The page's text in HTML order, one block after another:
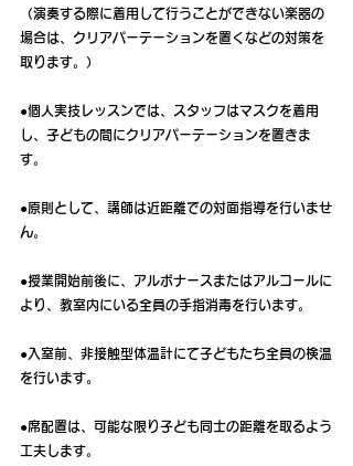
（演奏する際に着用して行うことができない楽器の
場合は、クリアパーテーションを置くなどの対策を
取ります。）
●個人実技レッスンでは、スタッフはマスクを着用
し、子どもの間にクリアパーテーションを置きま
す。
●原則として、講師は近距離での対面指導を行いませ
ん。
●授業開始前後に、アルボナースまたはアルコールに
より、教室内にいる全員の手指消毒を行います。
●入室前、非接触型体温計にて子どもたち全員の検温
を行います。
●席配置は、可能な限り子ども同士の距離を取るよう
工夫します。